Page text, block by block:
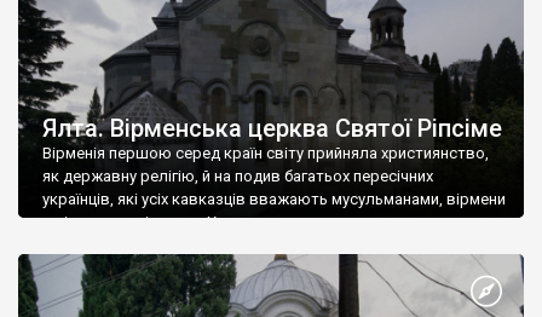
Ялта. Вірменська церква Святої Ріпсіме
Вірменія першою серед країн світу прийняла християнство,
як державну релігію, й на подив багатьох пересічних
українців, які усіх кавказців вважають мусульманами, вірмени
є відданими вірянами Христа